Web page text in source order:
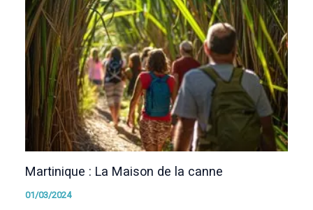
Martinique : La Maison de la canne
01/03/2024